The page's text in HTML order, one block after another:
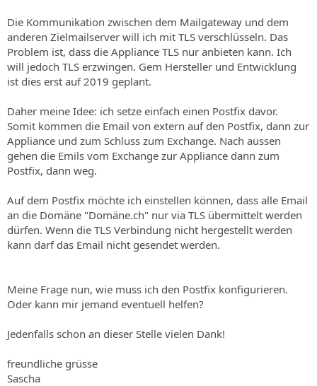
a
s
Die Kommunikation zwischen dem Mailgateway und dem
anderen Zielmailserver will ich mit TLS verschlüsseln. Das
Problem ist, dass die Appliance TLS nur anbieten kann. Ich
will jedoch TLS erzwingen. Gem Hersteller und Entwicklung
ist dies erst auf 2019 geplant.
Daher meine Idee: ich setze einfach einen Postfix davor.
Somit kommen die Email von extern auf den Postfix, dann zur
Appliance und zum Schluss zum Exchange. Nach aussen
gehen die Emils vom Exchange zur Appliance dann zum
Postfix, dann weg.
Auf dem Postfix möchte ich einstellen können, dass alle Email
an die Domäne "Domäne.ch" nur via TLS übermittelt werden
dürfen. Wenn die TLS Verbindung nicht hergestellt werden
kann darf das Email nicht gesendet werden.
Meine Frage nun, wie muss ich den Postfix konfigurieren.
Oder kann mir jemand eventuell helfen?
Jedenfalls schon an dieser Stelle vielen Dank!
freundliche grüsse
Sascha